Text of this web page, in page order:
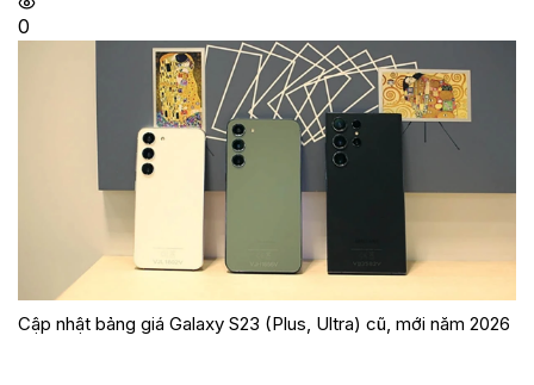
0
Cập nhật bảng giá Galaxy S23 (Plus, Ultra) cũ, mới năm 2026